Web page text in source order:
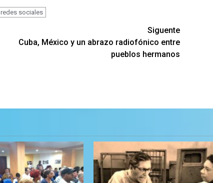
redes sociales
Siguente
Cuba, México y un abrazo radiofónico entre
pueblos hermanos